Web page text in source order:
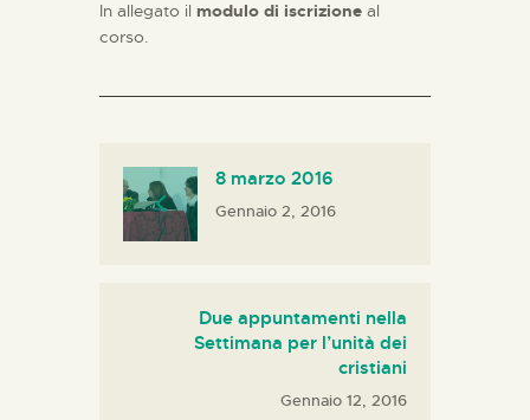
In allegato il modulo di iscrizione al
corso.
8 marzo 2016
Gennaio 2, 2016
Due appuntamenti nella
Settimana per l’unità dei
cristiani
Gennaio 12, 2016